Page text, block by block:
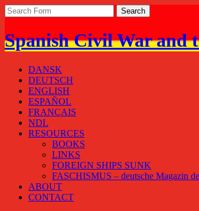
Spanish Civil War and
DANSK
DEUTSCH
ENGLISH
ESPAÑOL
FRANÇAIS
NDL
RESOURCES
BOOKS
LINKS
FOREIGN SHIPS SUNK
FASCHISMUS – deutsche Magazin
ABOUT
CONTACT